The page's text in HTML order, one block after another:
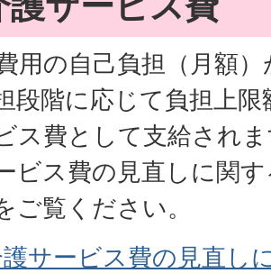
用の自己負担（月額
段階に応じて負担上
ス費として支給され
ビス費の見直しに関
ご覧ください。
サービス費の見直し